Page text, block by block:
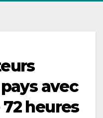
avec
heures